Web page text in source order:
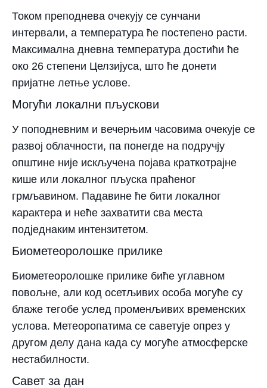
Током преподнева очекују се сунчани
интервали, а температура ће постепено расти.
Максимална дневна температура достићи ће
око 26 степени Целзијуса, што ће донети
пријатне летње услове.
Могући локални пљускови
У поподневним и вечерњим часовима очекује се
развој облачности, па понегде на подручју
општине није искључена појава краткотрајне
кише или локалног пљуска праћеног
грмљавином. Падавине ће бити локалног
карактера и неће захватити сва места
подједнаким интензитетом.
Биометеоролошке прилике
Биометеоролошке прилике биће углавном
повољне, али код осетљивих особа могуће су
блаже тегобе услед променљивих временских
услова. Метеоропатима се саветује опрез у
другом делу дана када су могуће атмосферске
нестабилности.
Савет за дан